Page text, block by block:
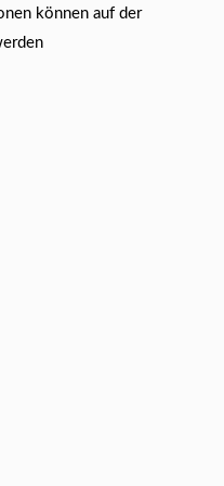
können auf der